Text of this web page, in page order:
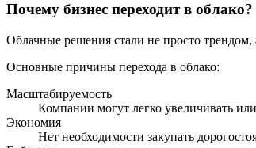
Почему бизнес переходит в облако?
Облачные решения стали не просто
Основные причины перехода в облако:
Масштабируемость
Компании могут легко увеличивать
Экономия
Нет необходимости закупать